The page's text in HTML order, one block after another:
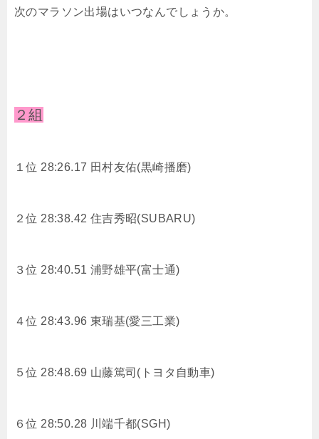
次のマラソン出場はいつなんでしょうか。
２組
１位 28:26.17 田村友佑(黒崎播磨)
２位 28:38.42 住吉秀昭(SUBARU)
３位 28:40.51 浦野雄平(富士通)
４位 28:43.96 東瑞基(愛三工業)
５位 28:48.69 山藤篤司(トヨタ自動車)
６位 28:50.28 川端千都(SGH)